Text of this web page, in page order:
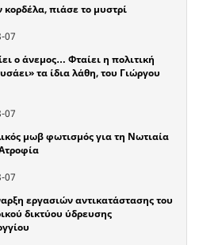
κορδέλα, πιάσε το μυστρί
07
ο άνεμος… Φταίει η πολιτική
τα ίδια λάθη, του Γιώργου
07
μωβ φωτισμός για τη Νωτιαία
07
εργασιών αντικατάστασης του
δικτύου ύδρευσης